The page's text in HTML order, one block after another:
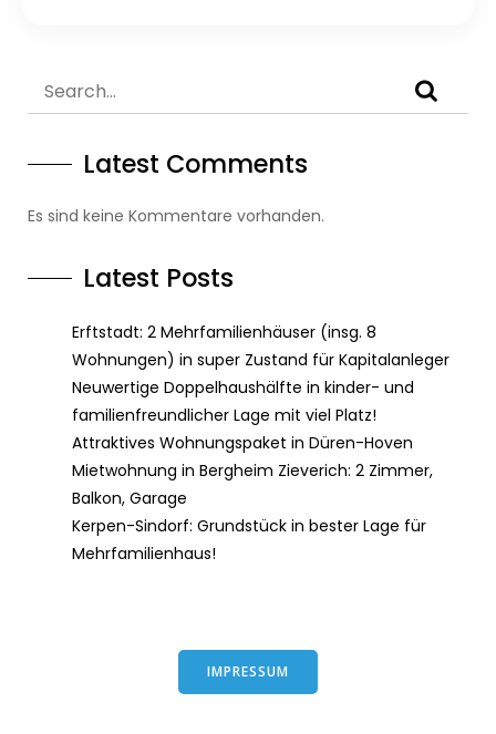
Latest Comments
Es sind keine Kommentare vorhanden.
Latest Posts
Erftstadt: 2 Mehrfamilienhäuser (insg. 8
Wohnungen) in super Zustand für Kapitalanleger
Neuwertige Doppelhaushälfte in kinder- und
familienfreundlicher Lage mit viel Platz!
Attraktives Wohnungspaket in Düren-Hoven
Mietwohnung in Bergheim Zieverich: 2 Zimmer,
Balkon, Garage
Kerpen-Sindorf: Grundstück in bester Lage für
Mehrfamilienhaus!
IMPRESSUM